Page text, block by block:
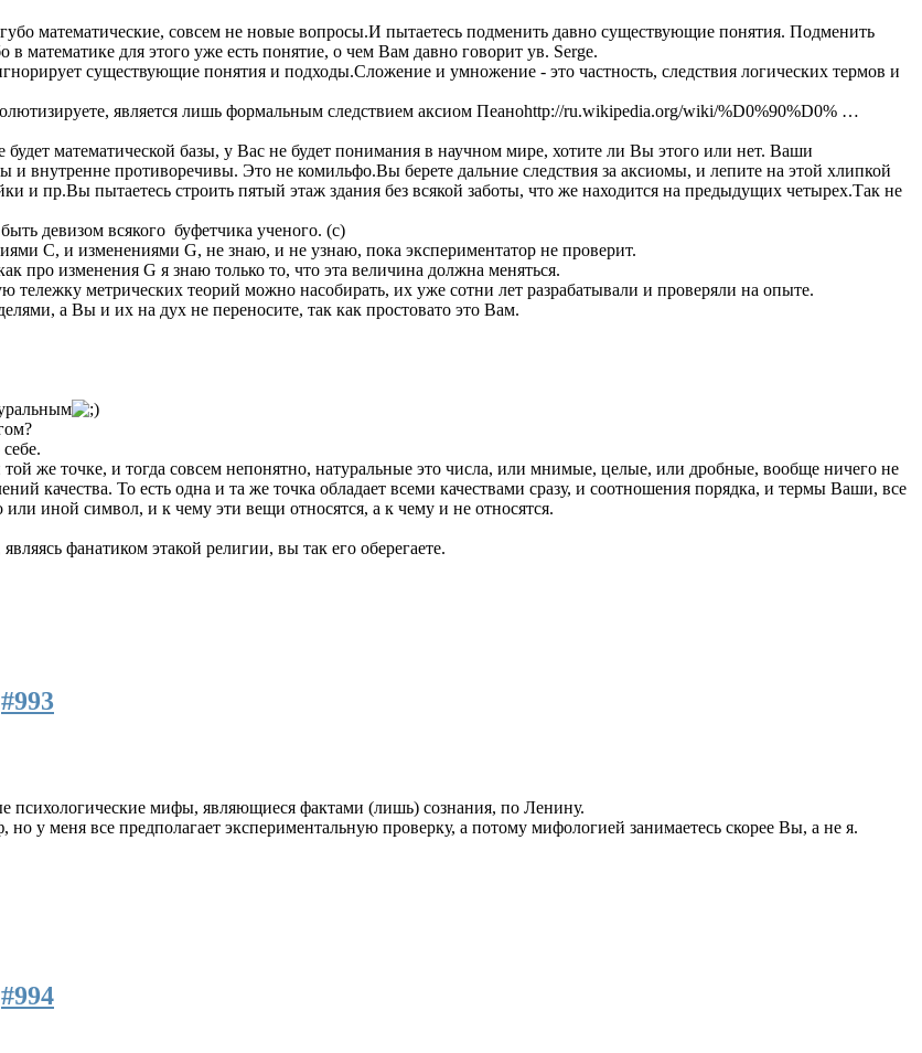
математические, совсем не новые вопросы.И пытаетесь подменить давно существующие понятия. Подменить
в математике для этого уже есть понятие, о чем Вам давно говорит ув. Serge.
существующие понятия и подходы.Сложение и умножение - это частность, следствия логических термов и
является лишь формальным следствием аксиом Пеаноhttp://ru.wikipedia.org/wiki/%D0%90%D0% …
будет математической базы, у Вас не будет понимания в научном мире, хотите ли Вы этого или нет. Ваши
и внутренне противоречивы. Это не комильфо.Вы берете дальние следствия за аксиомы, и лепите на этой хлипкой
и пр.Вы пытаетесь строить пятый этаж здания без всякой заботы, что же находится на предыдущих четырех.Так не
девизом всякого буфетчика ученого. (с)
С, и изменениями G, не знаю, и не узнаю, пока экспериментатор не проверит.
про изменения G я знаю только то, что эта величина должна меняться.
тележку метрических теорий можно насобирать, их уже сотни лет разрабатывали и проверяли на опыте.
а Вы и их на дух не переносите, так как простовато это Вам.
той же точке, и тогда совсем непонятно, натуральные это числа, или мнимые, целые, или дробные, вообще ничего не
качества. То есть одна и та же точка обладает всеми качествами сразу, и соотношения порядка, и термы Ваши, все
или иной символ, и к чему эти вещи относятся, а к чему и не относятся.
фанатиком этакой религии, вы так его оберегаете.
#993
психологические мифы, являющиеся фактами (лишь) сознания, по Ленину.
у меня все предполагает экспериментальную проверку, а потому мифологией занимаетесь скорее Вы, а не я.
#994